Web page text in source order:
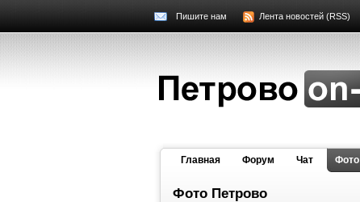
Пишите нам Лента новостей (RSS)
Главная Форум Чат Фото
Фото Петрово